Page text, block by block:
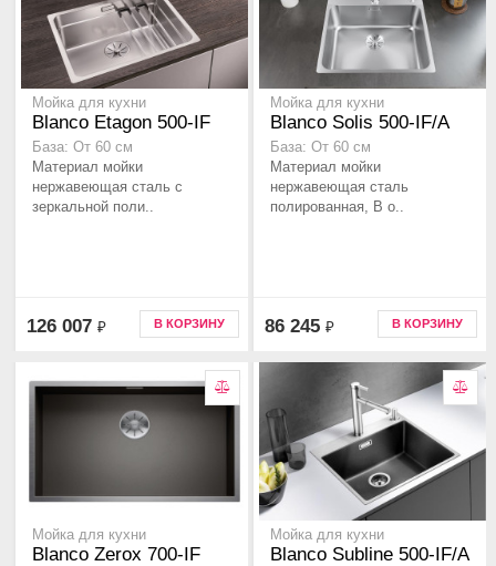
Мойка для кухни
Blanco Etagon 500-IF
База: От 60 см
Материал мойки
нержавеющая сталь с
зеркальной поли..
126 007 ₽ В КОРЗИНУ
Мойка для кухни
Blanco Solis 500-IF/A
База: От 60 см
Материал мойки
нержавеющая сталь
полированная, В о..
86 245 ₽ В КОРЗИНУ
Мойка для кухни
Blanco Zerox 700-IF
Мойка для кухни
Blanco Subline 500-IF/A